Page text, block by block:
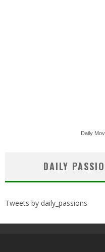
Daily
DAILY
Tweets by daily_passions